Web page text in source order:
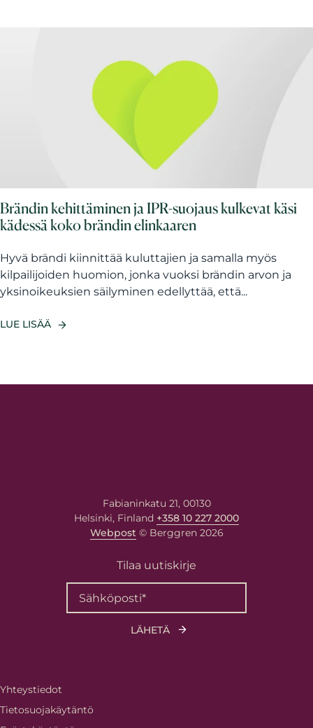
Brändin kehittäminen ja IPR-suojaus kulkevat käsi
kädessä koko brändin elinkaaren
Hyvä brändi kiinnittää kuluttajien ja samalla myös
kilpailijoiden huomion, jonka vuoksi brändin arvon ja
yksinoikeuksien säilyminen edellyttää, että...
LUE LISÄÄ
Fabianinkatu 21, 00130
Helsinki, Finland +358 10 227 2000
Webpost© Berggren 2026
Tilaa uutiskirje
Yhteystiedot
Tietosuojakäytäntö